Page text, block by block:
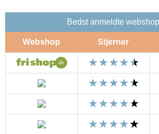
Bedst anmeldte
Webshop Stjerner